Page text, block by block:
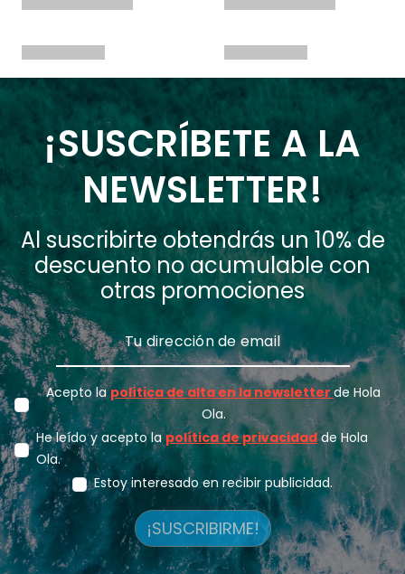
¡SUSCRÍBETE A LA
NEWSLETTER!
Al suscribirte obtendrás un 10% de
descuento no acumulable con
otras promociones
Acepto lapolítica de alta en la newsletter de Hola
Ola.
He leído y acepto lapolítica de privacidadde Hola
Ola.
Estoy interesado en recibir publicidad.
¡SUSCRIBIRME!